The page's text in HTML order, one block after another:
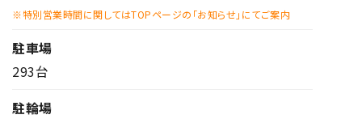
※特別営業時間に関してはTOPページの「お知らせ」にてご案内
駐車場
293台
駐輪場